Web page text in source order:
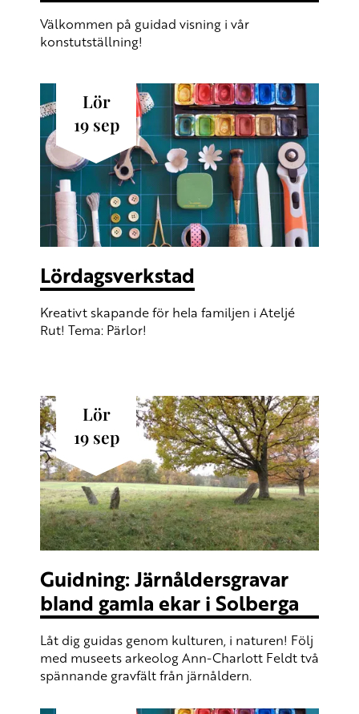
Välkommen på guidad visning i vår
konstutställning!
lör
19 sep
Lördagsverkstad
Kreativt skapande för hela familjen i Ateljé
Rut! Tema: Pärlor!
lör
19 sep
Guidning: Järnåldersgravar
bland gamla ekar i Solberga
Låt dig guidas genom kulturen, i naturen! Följ
med museets arkeolog Ann-Charlott Feldt två
spännande gravfält från järnåldern.